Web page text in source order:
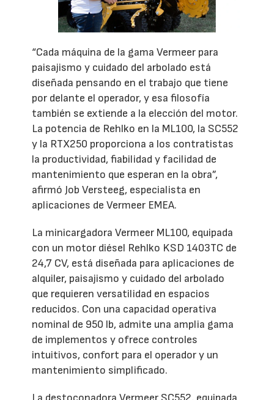
“Cada máquina de la gama Vermeer para
paisajismo y cuidado del arbolado está
diseñada pensando en el trabajo que tiene
por delante el operador, y esa filosofía
también se extiende a la elección del motor.
La potencia de Rehlko en la ML100, la SC552
y la RTX250 proporciona a los contratistas
la productividad, fiabilidad y facilidad de
mantenimiento que esperan en la obra”,
afirmó Job Versteeg, especialista en
aplicaciones de Vermeer EMEA.
La minicargadora Vermeer ML100, equipada
con un motor diésel Rehlko KSD 1403TC de
24,7 CV, está diseñada para aplicaciones de
alquiler, paisajismo y cuidado del arbolado
que requieren versatilidad en espacios
reducidos. Con una capacidad operativa
nominal de 950 lb, admite una amplia gama
de implementos y ofrece controles
intuitivos, confort para el operador y un
mantenimiento simplificado.